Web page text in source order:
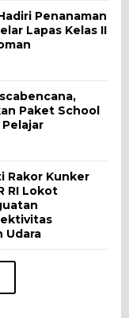
Penanaman
Lapas Kelas II
Paket School
Rakor Kunker
RI Lokot
Udara